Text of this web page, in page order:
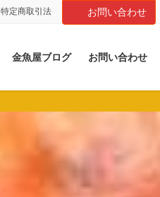
特定商取引法 お問い合わせ
金魚屋ブログ お問い合わせ